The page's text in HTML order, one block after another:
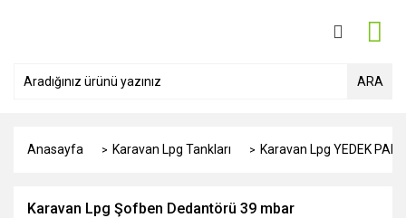
ARA
Anasayfa Karavan Lpg Tankları Karavan Lpg YEDEK
Karavan Lpg Şofben Dedantörü 39 mbar